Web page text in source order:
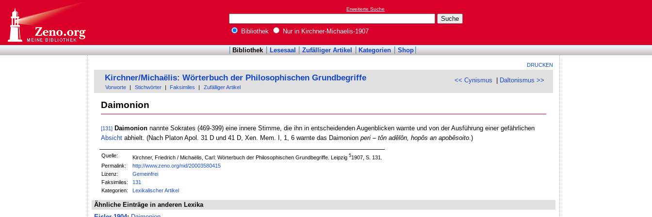
Erweiterte Suche
Bibliothek Nur in Kirchner-Michaelis-1907
Bibliothek Lesesaal Zufälliger Artikel Kategorien Shop
DRUCKEN
<< Cynismus Daltonismus >>
Kirchner/Michaëlis: Wörterbuch der Philosophischen Grundbegriffe
Vorworte Stichwörter Faksimiles Zufälliger Artikel
Daimonion
[131] Daimonionnannte Sokrates (469-399) eine innere Stimme, die ihn in entscheidenden Augenblicken warnte und von der Ausführung einer gefährlichen
Absichtabhielt. (Nach Platon Apol. 31 D und 41 D, Xen. Mem. I, 1, 6 warnte das Daimonion peri – tôn adêlôn, hopôs an apobêsoito.)
Quelle: Kirchner, Friedrich / Michaëlis, Carl: Wörterbuch der Philosophischen Grundbegriffe. Leipzig51907, S. 131.
Permalink:
http://www.zeno.org/nid/20003580415
Lizenz:
Gemeinfrei
Faksimiles:
131
Kategorien:
Lexikalischer Artikel
Ähnliche Einträge in anderen Lexika